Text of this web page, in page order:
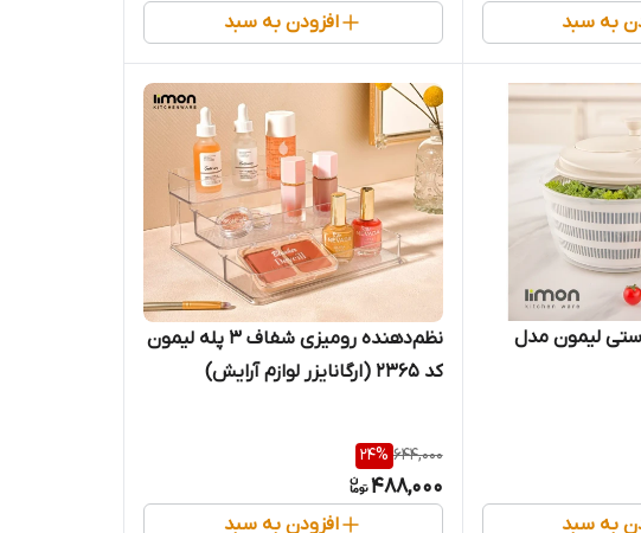
به سبد افزودن به سبد
لیمون مدل
به سبد
نظم‌دهنده رومیزی شفاف ۳ پله لیمون
کد ۲۳۶۵ (ارگانایزر لوازم آرایش)
644,000
24%
488,000
افزودن به سبد